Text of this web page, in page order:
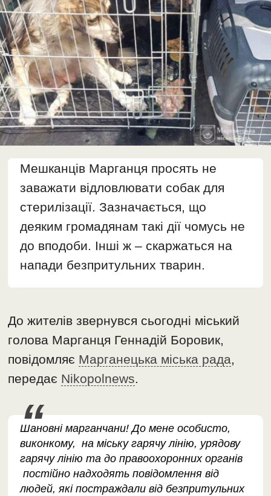
Мешканців Марганця просять не
заважати відловлювати собак для
стерилізації. Зазначається, що
деяким громадянам такі дії чомусь не
до вподоби. Інші ж – скаржаться на
напади безпритульних тварин.
До жителів звернувся сьогодні міський
голова Марганця Геннадій Боровик,
повідомляє Марганецька міська рада,
передає Nikopolnews.
Шановні марганчани! До мене особисто,
виконкому, на міську гарячу лінію, урядову
гарячу лінію та до правоохоронних органів
постійно надходять повідомлення від
людей, які постраждали від безпритульних